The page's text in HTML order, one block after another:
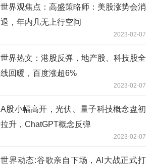
世界观焦点：高盛策略师：美股涨势会消
退，年内几无上行空间
2023-02-07
世界热文：港股反弹，地产股、科技股全
线回暖，百度涨超6%
2023-02-07
A股小幅高开，光伏、量子科技概念盘初
拉升，ChatGPT概念反弹
2023-02-07
世界动态:谷歌亲自下场，AI大战正式打